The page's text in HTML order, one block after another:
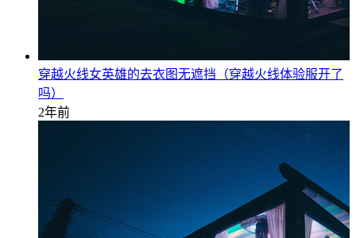
穿越火线女英雄的去衣图无遮挡（穿越火线体验服开了
吗）
2年前